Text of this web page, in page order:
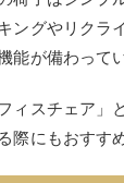
ングやリクラ
能が備わって
フィスチェア
際にもおすす